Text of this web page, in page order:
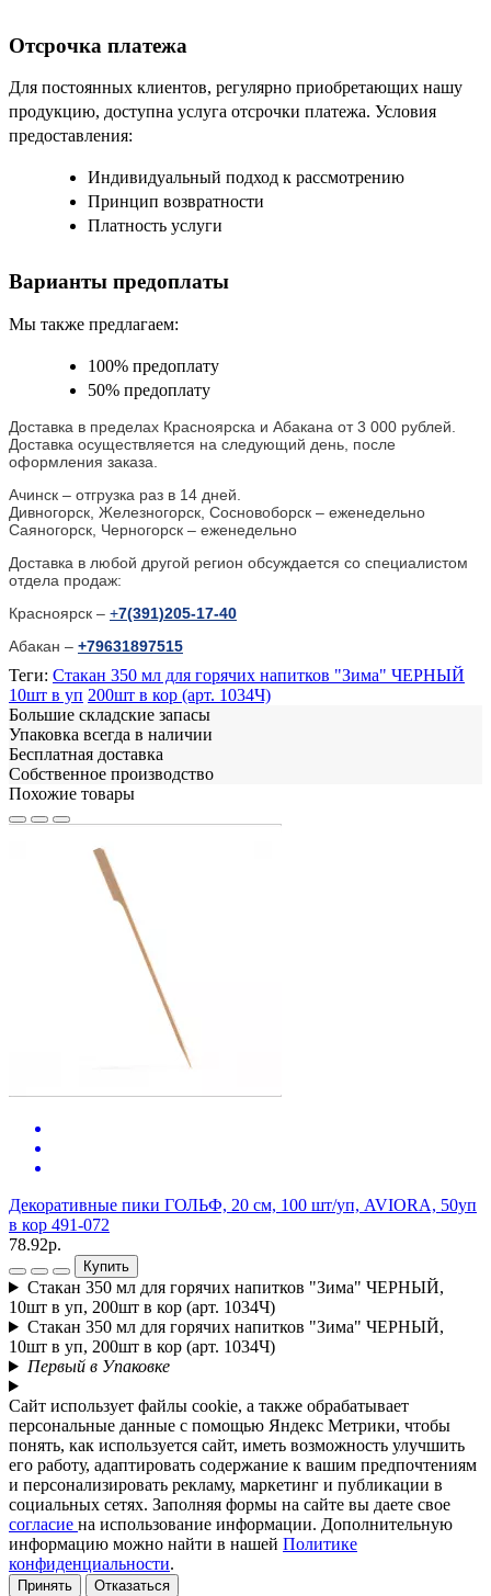
Отсрочка платежа
Для постоянных клиентов, регулярно приобретающих нашу
продукцию, доступна услуга отсрочки платежа. Условия
предоставления:
Индивидуальный подход к рассмотрению
Принцип возвратности
Платность услуги
Варианты предоплаты
Мы также предлагаем:
100% предоплату
50% предоплату
Доставка в пределах Красноярска и Абакана от 3 000 рублей.
Доставка осуществляется на следующий день, после
оформления заказа.
Ачинск – отгрузка раз в 14 дней.
Дивногорск, Железногорск, Сосновоборск – еженедельно
Саяногорск, Черногорск – еженедельно
Доставка в любой другой регион обсуждается со специалистом
отдела продаж:
Красноярск – +7(391)205-17-40
Абакан – +79631897515
Теги: Стакан 350 мл для горячих напитков "Зима" ЧЕРНЫЙ
10шт в уп 200шт в кор (арт. 1034Ч)
Большие складские запасы
Упаковка всегда в наличии
Бесплатная доставка
Собственное производство
Похожие товары
Декоративные пики ГОЛЬФ, 20 cм, 100 шт/уп, AVIORA, 50уп
в кор 491-072
78.92р.
Купить
Стакан 350 мл для горячих напитков "Зима" ЧЕРНЫЙ,
10шт в уп, 200шт в кор (арт. 1034Ч)
Стакан 350 мл для горячих напитков "Зима" ЧЕРНЫЙ,
10шт в уп, 200шт в кор (арт. 1034Ч)
Первый в Упаковке
Сайт использует файлы cookie, а также обрабатывает
персональные данные с помощью Яндекс Метрики, чтобы
понять, как используется сайт, иметь возможность улучшить
его работу, адаптировать содержание к вашим предпочтениям
и персонализировать рекламу, маркетинг и публикации в
социальных сетях. Заполняя формы на сайте вы даете свое
согласие на использование информации. Дополнительную
информацию можно найти в нашей Политике
конфиденциальности.
Принять Отказаться